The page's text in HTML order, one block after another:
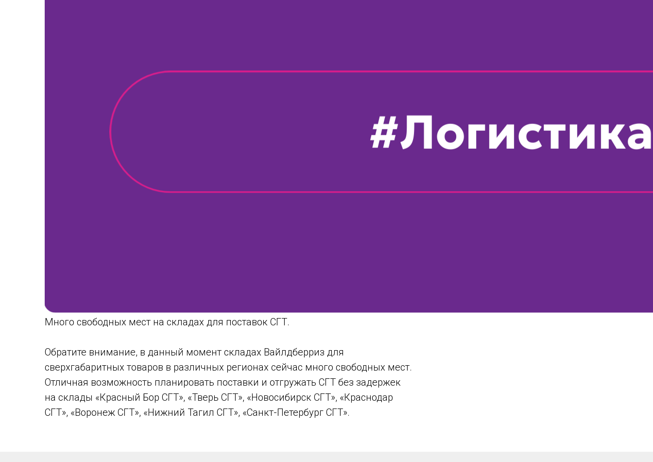
Много свободных мест на складах для поставок СГТ.
Обратите внимание, в данный момент складах Вайлдберриз для
сверхгабаритных товаров в различных регионах сейчас много свободных мест.
Отличная возможность планировать поставки и отгружать СГТ без задержек
на склады «Красный Бор СГТ», «Тверь СГТ», «Новосибирск СГТ», «Краснодар
СГТ», «Воронеж СГТ», «Нижний Тагил СГТ», «Санкт-Петербург СГТ».